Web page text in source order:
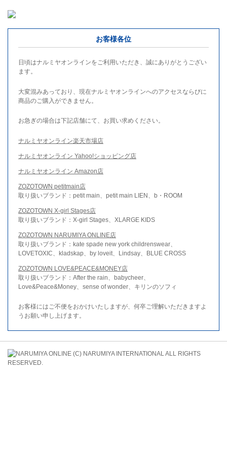
お客様各位
日頃はナルミヤオンラインをご利用いただき、誠にありがとうござい
ます。
大変混みあっており、現在ナルミヤオンラインへのアクセスならびに
商品のご購入ができません。
お急ぎの場合は下記店舗にて、お買い求めください。
ナルミヤオンライン楽天市場店
ナルミヤオンライン Yahoo!ショッピング店
ナルミヤオンライン Amazon店
ZOZOTOWN petitmain店
取り扱いブランド：petit main、petit main LIEN、b・ROOM
ZOZOTOWN X-girl Stages店
取り扱いブランド：X-girl Stages、XLARGE KIDS
ZOZOTOWN NARUMIYA ONLINE店
取り扱いブランド：kate spade new york childrenswear、
LOVETOXIC、kladskap、by loveit、Lindsay、BLUE CROSS
ZOZOTOWN LOVE&PEACE&MONEY店
取り扱いブランド：After the rain、babycheer、
Love&Peace&Money、sense of wonder、キリンのソフィ
お客様にはご不便をおかけいたしますが、何卒ご理解いただきますよ
うお願い申し上げます。